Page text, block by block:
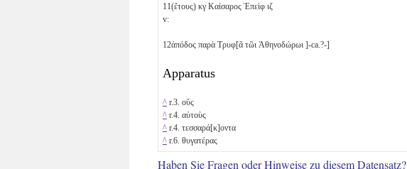
11(ἔτους) κγ Καίσαρος Ἐπεὶφ ιζ
v:
12ἀπόδος παρὰ Τρυφ[ᾶ τῶι Ἀθηνοδώρωι ]-ca.?-]
Apparatus
^ r.3. οὕς
^ r.4. αὐτοὺς
^ r.4. τεσσαρά[κ]οντα
^ r.6. θυγατέρας
Haben Sie Fragen oder Hinweise zu diesem Datensatz?